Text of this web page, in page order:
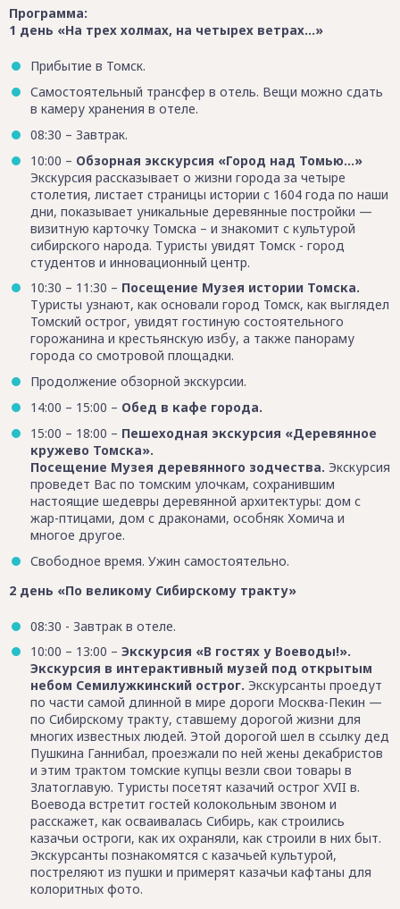
Программа:
1 день «На трех холмах, на четырех ветрах...»
Прибытие в Томск.
Самостоятельный трансфер в отель. Вещи можно сдать
в камеру хранения в отеле.
08:30 – Завтрак.
10:00 – Обзорная экскурсия «Город над Томью…»
Экскурсия рассказывает о жизни города за четыре
столетия, листает страницы истории с 1604 года по наши
дни, показывает уникальные деревянные постройки —
визитную карточку Томска – и знакомит с культурой
сибирского народа. Туристы увидят Томск - город
студентов и инновационный центр.
10:30 – 11:30 – Посещение Музея истории Томска.
Туристы узнают, как основали город Томск, как выглядел
Томский острог, увидят гостиную состоятельного
горожанина и крестьянскую избу, а также панораму
города со смотровой площадки.
Продолжение обзорной экскурсии.
14:00 – 15:00 – Обед в кафе города.
15:00 – 18:00 – Пешеходная экскурсия «Деревянное
кружево Томска».
Посещение Музея деревянного зодчества. Экскурсия
проведет Вас по томским улочкам, сохранившим
настоящие шедевры деревянной архитектуры: дом с
жар-птицами, дом с драконами, особняк Хомича и
многое другое.
Свободное время. Ужин самостоятельно.
2 день «По великому Сибирскому тракту»
08:30 - Завтрак в отеле.
10:00 – 13:00 – Экскурсия «В гостях у Воеводы!».
Экскурсия в интерактивный музей под открытым
небом Семилужкинский острог. Экскурсанты проедут
по части самой длинной в мире дороги Москва-Пекин —
по Сибирскому тракту, ставшему дорогой жизни для
многих известных людей. Этой дорогой шел в ссылку дед
Пушкина Ганнибал, проезжали по ней жены декабристов
и этим трактом томские купцы везли свои товары в
Златоглавую. Туристы посетят казачий острог XVII в.
Воевода встретит гостей колокольным звоном и
расскажет, как осваивалась Сибирь, как строились
казачьи остроги, как их охраняли, как строили в них быт.
Экскурсанты познакомятся с казачьей культурой,
постреляют из пушки и примерят казачьи кафтаны для
колоритных фото.